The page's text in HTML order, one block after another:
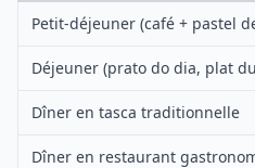
Petit-déjeuner (café + pastel
Déjeuner (prato do dia, plat
Dîner en tasca traditionnelle
Dîner en restaurant